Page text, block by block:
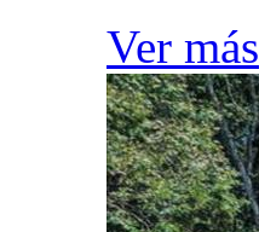
Ver más